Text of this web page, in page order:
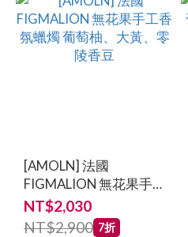
[AMOLN] 法國
FIGMALION 無花果手
工香氛蠟燭 葡萄柚、大
黃、零陵香豆
NT$2,030
NT$2,900 7折